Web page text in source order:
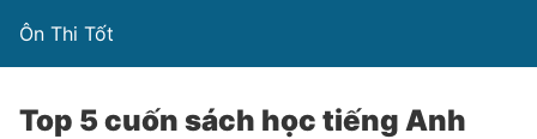
Ôn Thi Tốt
Top 5 cuốn sách học tiếng Anh